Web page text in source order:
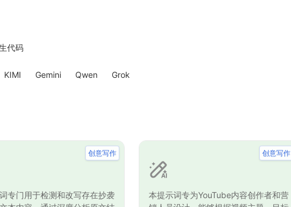
代码
KIMI Gemini Qwen Grok
专门用于检测和改写存在抄袭
创意写作
本提示词专为YouTube内容创作者和营
创意写作